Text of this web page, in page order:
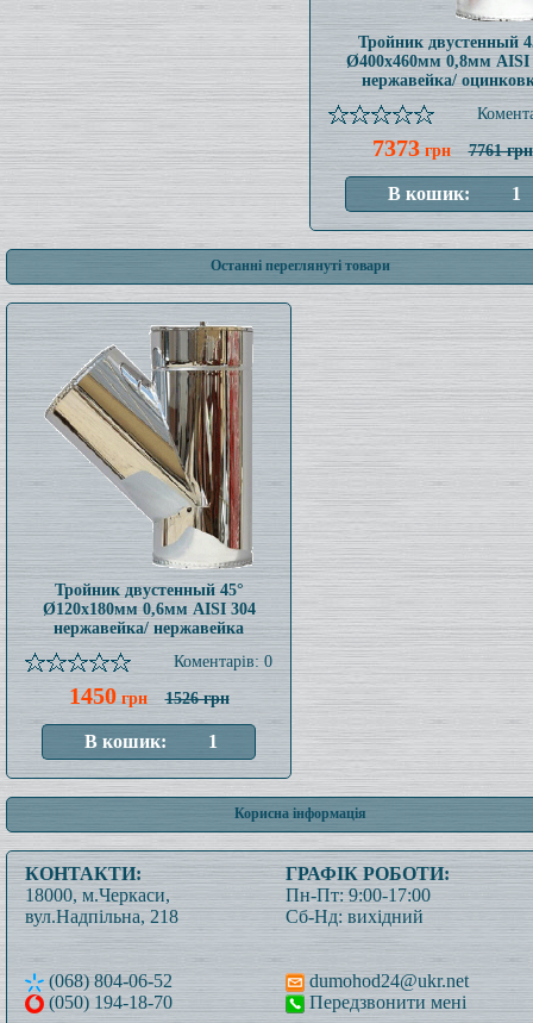
Тройник двустенный
Ø400x460мм 0,8мм AISI
нержавейка/
7373грн 7761 грн
Останні переглянуті товари
Тройник двустенный 45°
Ø120x180мм 0,6мм AISI 304
нержавейка/ нержавейка
Коментарів: 0
1450грн 1526 грн
Корисна інформація
КОНТАКТИ:
18000, м.Черкаси,
вул.Надпільна, 218
(068) 804-06-52
(050) 194-18-70
ГРАФІК РОБОТИ:
Пн-Пт: 9:00-17:00
Сб-Нд: вихідний
dumohod24@ukr.net
Передзвонити мені